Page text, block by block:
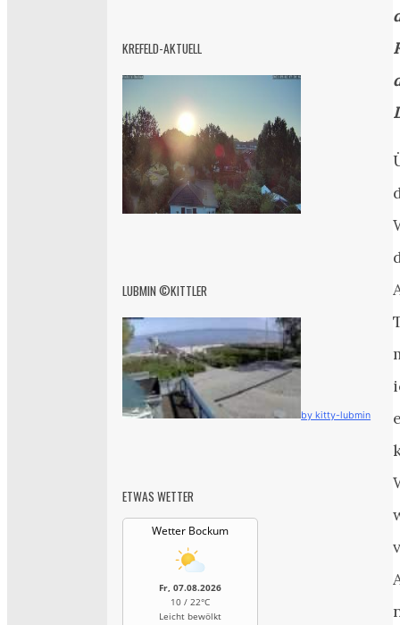
KREFELD-AKTUELL
LUBMIN ©KITTLER
by kitty-lubmin
ETWAS WETTER
Wetter Bockum
Fr, 07.08.2026
10 / 22°C
Leicht bewölkt